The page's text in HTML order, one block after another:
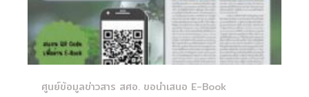
ศูนย์ข้อมูลข่าวสาร สศอ. ขอนำเสนอ E-Book